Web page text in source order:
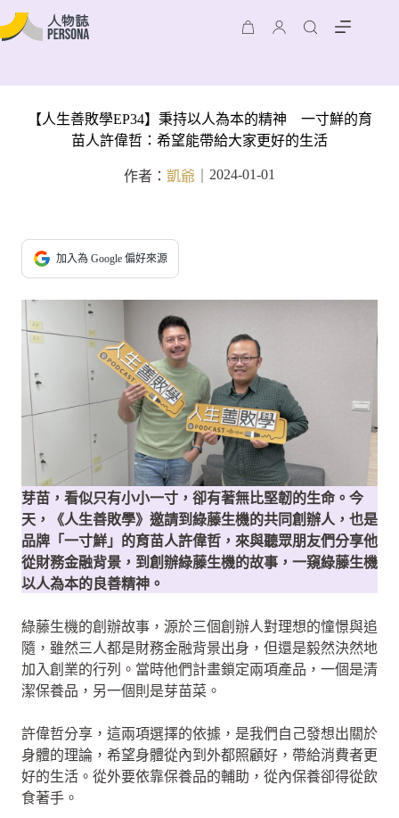
【人生善敗學EP34】秉持以人為本的精神 一寸鮮的育
苗人許偉哲：希望能帶給大家更好的生活
作者： 凱爺 2024-01-01
加入為 Google 偏好來源
芽苗，看似只有小小一寸，卻有著無比堅韌的生命。今
天，《人生善敗學》邀請到綠藤生機的共同創辦人，也是
品牌「一寸鮮」的育苗人許偉哲，來與聽眾朋友們分享他
從財務金融背景，到創辦綠藤生機的故事，一窺綠藤生機
以人為本的良善精神。
綠藤生機的創辦故事，源於三個創辦人對理想的憧憬與追
隨，雖然三人都是財務金融背景出身，但還是毅然決然地
加入創業的行列。當時他們計畫鎖定兩項產品，一個是清
潔保養品，另一個則是芽苗菜。
許偉哲分享，這兩項選擇的依據，是我們自己發想出關於
身體的理論，希望身體從內到外都照顧好，帶給消費者更
好的生活。從外要依靠保養品的輔助，從內保養卻得從飲
食著手。